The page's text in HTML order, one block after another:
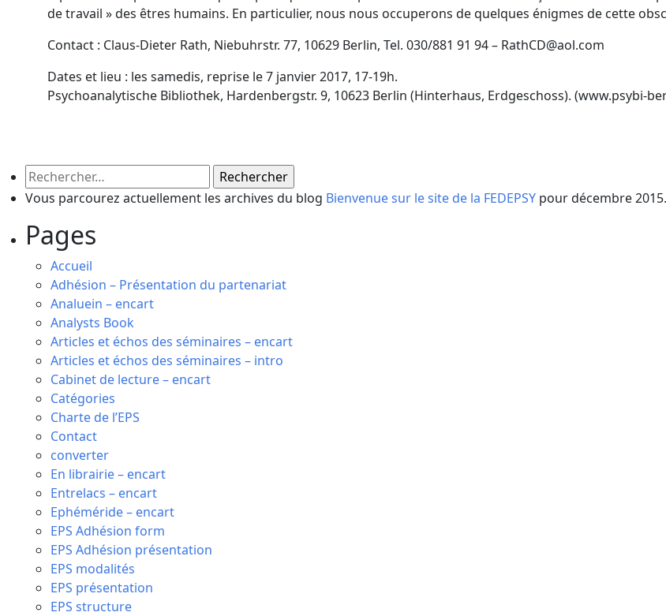
de travail » des êtres humains. En particulier, nous nous occuperons de quelques énigmes de cette
Contact : Claus-Dieter Rath, Niebuhrstr. 77, 10629 Berlin, Tel. 030/881 91 94 – RathCD@aol.com
Dates et lieu : les samedis, reprise le 7 janvier 2017, 17-19h.
Psychoanalytische Bibliothek, Hardenbergstr. 9, 10623 Berlin (Hinterhaus, Erdgeschoss). (www.psybi-
Rechercher :
Vous parcourez actuellement les archives du blog Bienvenue sur le site de la FEDEPSY pour décembre 2015.
Pages
Accueil
Adhésion – Présentation du partenariat
Analuein – encart
Analysts Book
Articles et échos des séminaires – encart
Articles et échos des séminaires – intro
Cabinet de lecture – encart
Catégories
Charte de l’EPS
Contact
converter
En librairie – encart
Entrelacs – encart
Ephéméride – encart
EPS Adhésion form
EPS Adhésion présentation
EPS modalités
EPS présentation
EPS structure